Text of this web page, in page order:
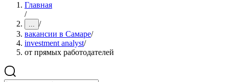
Главная
/
... /
вакансии в Самаре/
investment analyst/
от прямых работодателей